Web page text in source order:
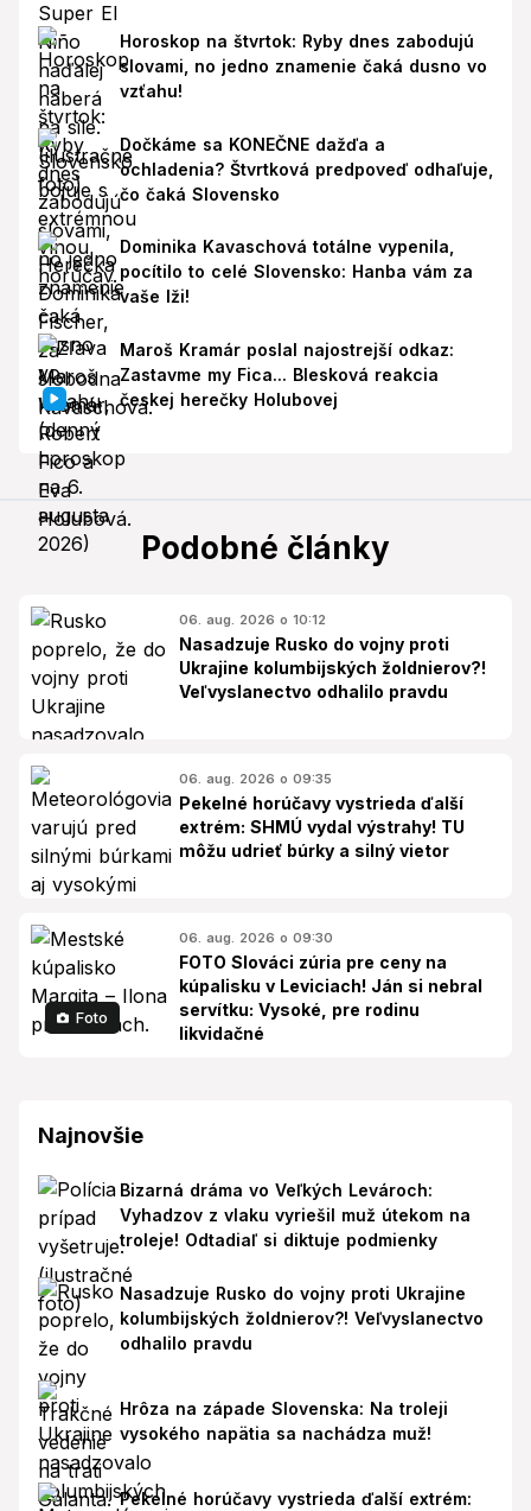
Horoskop na štvrtok: Ryby dnes zabodujú
slovami, no jedno znamenie čaká dusno vo
vzťahu!
Dočkáme sa KONEČNE dažďa a
ochladenia? Štvrtková predpoveď odhaľuje,
čo čaká Slovensko
Dominika Kavaschová totálne vypenila,
pocítilo to celé Slovensko: Hanba vám za
vaše lži!
Maroš Kramár poslal najostrejší odkaz:
Zastavme my Fica... Blesková reakcia
českej herečky Holubovej
Podobné články
06. aug. 2026 o 10:12
Nasadzuje Rusko do vojny proti
Ukrajine kolumbijských žoldnierov?!
Veľvyslanectvo odhalilo pravdu
06. aug. 2026 o 09:35
Pekelné horúčavy vystrieda ďalší
extrém: SHMÚ vydal výstrahy! TU
môžu udrieť búrky a silný vietor
Foto
06. aug. 2026 o 09:30
FOTO Slováci zúria pre ceny na
kúpalisku v Leviciach! Ján si nebral
servítku: Vysoké, pre rodinu
likvidačné
Najnovšie
Bizarná dráma vo Veľkých Levároch:
Vyhadzov z vlaku vyriešil muž útekom na
troleje! Odtadiaľ si diktuje podmienky
Nasadzuje Rusko do vojny proti Ukrajine
kolumbijských žoldnierov?! Veľvyslanectvo
odhalilo pravdu
Hrôza na západe Slovenska: Na troleji
vysokého napätia sa nachádza muž!
Pekelné horúčavy vystrieda ďalší extrém: